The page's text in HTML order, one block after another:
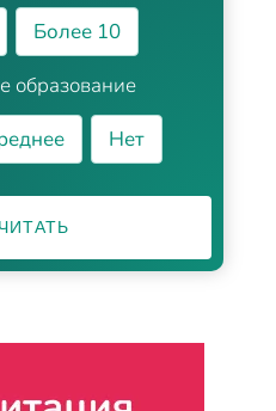
Более 10
образование
Нет